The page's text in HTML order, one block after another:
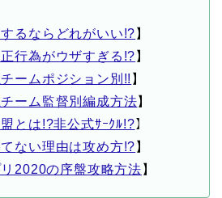
るならどれがいい!? 】
行為がウザすぎる!? 】
ームポジション別!! 】
ーム監督別編成方法】
とは!?非公式ｻｰｸﾙ!?】
ない理由は攻め方!? 】
2020の序盤攻略方法 】